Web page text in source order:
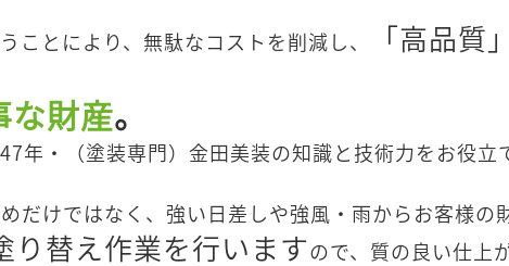
ことにより、無駄なコストを削減し、 「高品質
な財産。
年・（塗装専門）金田美装の知識と技術力をお役立
だけではなく、強い日差しや強風・雨からお客様の
り替え作業を行いますので、質の良い仕上